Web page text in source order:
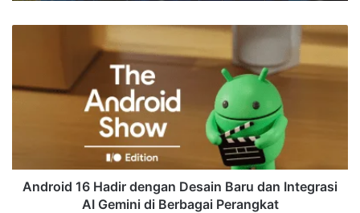
dengan
AI
Gemini
Android 16 Hadir dengan Desain Baru dan Integrasi
AI Gemini di Berbagai Perangkat